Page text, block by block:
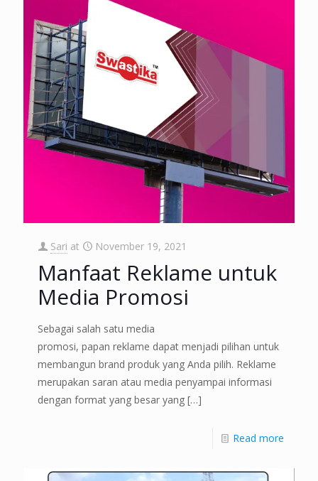
Sari at November 19, 2021
Manfaat Reklame untuk
Media Promosi
Sebagai salah satu media
promosi, papan reklame dapat menjadi pilihan untuk
membangun brand produk yang Anda pilih. Reklame
merupakan saran atau media penyampai informasi
dengan format yang besar yang […]
Read more